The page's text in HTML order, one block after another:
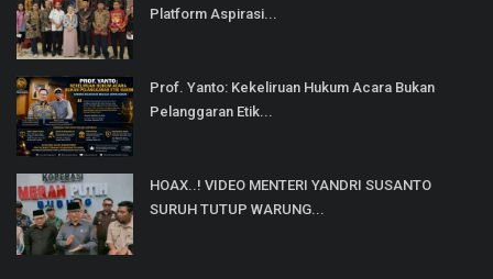
Platform Aspirasi...
Prof. Yanto: Kekeliruan Hukum Acara Bukan
Pelanggaran Etik...
HOAX..! VIDEO MENTERI YANDRI SUSANTO
SURUH TUTUP WARUNG...